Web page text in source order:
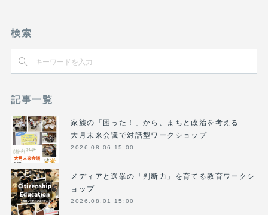
検索
記事一覧
家族の「困った！」から、まちと政治を考える――
大月未来会議で対話型ワークショップ
2026.08.06 15:00
メディアと選挙の「判断力」を育てる教育ワークシ
ョップ
2026.08.01 15:00